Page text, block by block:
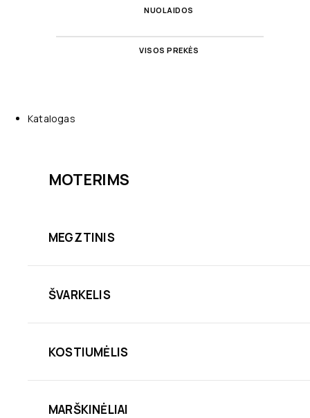
NUOLAIDOS
VISOS PREKĖS
Katalogas
MOTERIMS
MEGZTINIS
ŠVARKELIS
KOSTIUMĖLIS
MARŠKINĖLIAI